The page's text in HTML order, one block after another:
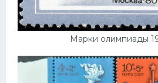
Марки олимпиады